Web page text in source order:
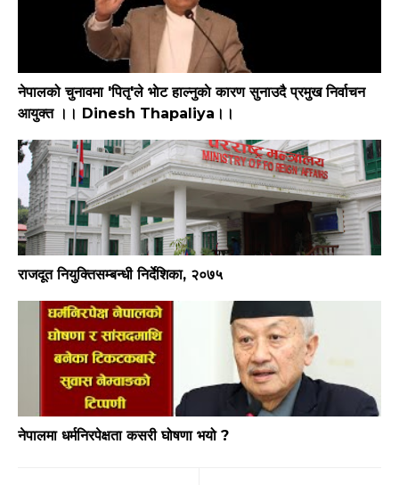
नेपालको चुनावमा 'पितृ'ले भाेट हाल्नुकाे कारण सुनाउदै प्रमुख निर्वाचन
आयुक्त ।। Dinesh Thapaliya।।
राजदूत नियुक्तिसम्बन्धी निर्देशिका, २०७५
नेपालमा धर्मनिरपेक्षता कसरी घोषणा भयो ?